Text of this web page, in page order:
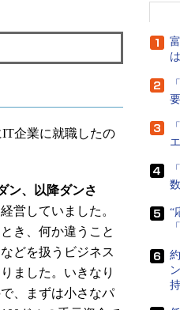
企業に就職したの
ン、以降ダンさ
営していました。
き、何か違うこと
どを扱うビジネス
ました。いきなり
、まずは小さなパ
“